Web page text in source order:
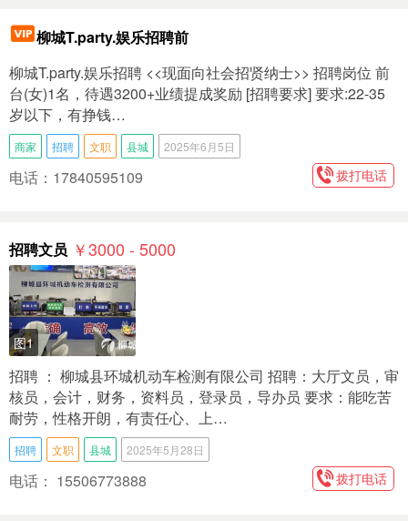
柳城T.party.娱乐招聘前
柳城T.party.娱乐招聘 <<现面向社会招贤纳士>> 招聘岗位 前
台(女)1名，待遇3200+业绩提成奖励 [招聘要求] 要求:22-35
岁以下，有挣钱…
商家 招聘 文职 县城 2025年6月5日
电话：17840595109 拨打电话
招聘文员 ￥3000 - 5000
图1
招聘 ： 柳城县环城机动车检测有限公司 招聘：大厅文员，审
核员，会计，财务，资料员，登录员，导办员 要求：能吃苦
耐劳，性格开朗，有责任心、上…
招聘 文职 县城 2025年5月28日
电话： 15506773888 拨打电话